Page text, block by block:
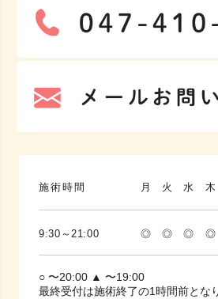
施術時間 月 火 水 木
9:30～21:00 ◎ ◎ ◎ ◎
○ 〜20:00 ▲ 〜19:00
最終受付は施術終了の1時間前とな